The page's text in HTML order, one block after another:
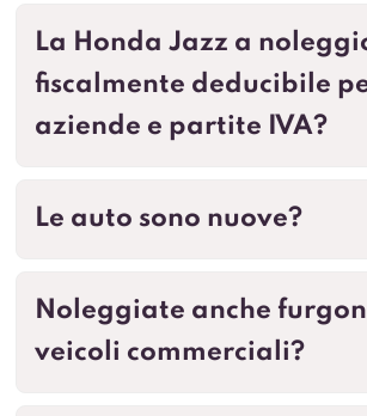
La Honda Jazz a
fiscalmente deducibile
aziende e partite IVA?
Le auto sono nuove?
Noleggiate anche furgoni
veicoli commerciali?